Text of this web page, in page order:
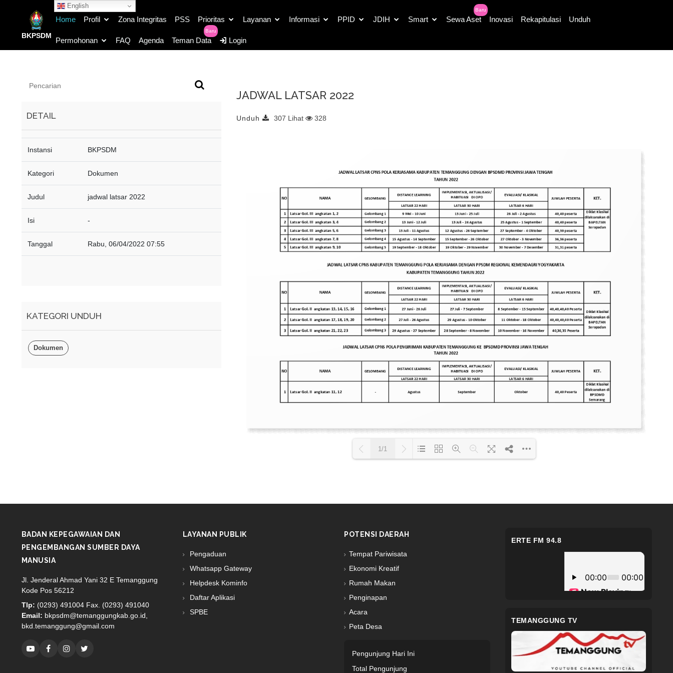
English
BKPSDM
Home Profil Zona Integritas PSS Prioritas Layanan Informasi PPID JDIH Smart Sewa Aset
Baru
Inovasi Rekapitulasi Unduh
Permohonan FAQ Agenda Teman Data
Baru
Login
DETAIL
Instansi BKPSDM
Kategori Dokumen
Judul jadwal latsar 2022
Isi -
Tanggal Rabu, 06/04/2022 07:55
KATEGORI UNDUH
Dokumen
JADWAL LATSAR 2022
Unduh 307 Lihat 328
1/1
Jadwal tmg
BADAN KEPEGAWAIAN DAN
PENGEMBANGAN SUMBER DAYA
MANUSIA
Jl. Jenderal Ahmad Yani 32 E Temanggung
Kode Pos 56212
Tlp: (0293) 491004 Fax. (0293) 491040
Email: bkpsdm@temanggungkab.go.id,
bkd.temanggung@gmail.com
LAYANAN PUBLIK
Pengaduan
Whatsapp Gateway
Helpdesk Kominfo
Daftar Aplikasi
SPBE
POTENSI DAERAH
Tempat Pariwisata
Ekonomi Kreatif
Rumah Makan
Penginapan
Acara
Peta Desa
Pengunjung Hari Ini
Total Pengunjung
ERTE FM 94.8
TEMANGGUNG TV